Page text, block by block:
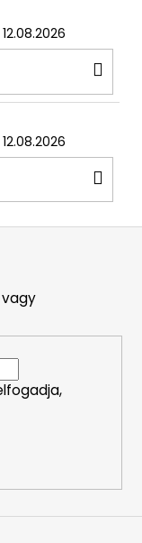
12.08.2026
12.08.2026
vagy